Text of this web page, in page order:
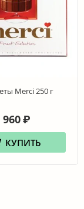
Merci 250 г
960₽
КУПИТЬ